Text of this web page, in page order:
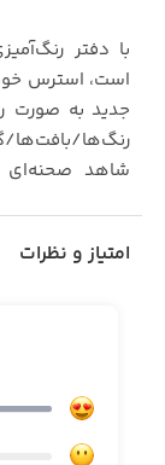
است، استرس
جدید به صورت
رنگ‌ها/بافت‌ها/
شاهد صحنه‌ای
یکی از بهترین
پدربزرگ‌ها و
امتیاز و نظرات